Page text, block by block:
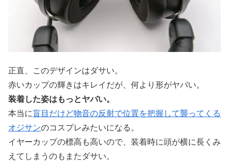
正直、このデザインはダサい。
赤いカップの輝きはキレイだが、何より形がヤバい。
装着した姿はもっとヤバい。
本当に盲目だけど物音の反射で位置を把握して襲ってくる
オジサンのコスプレみたいになる。
イヤーカップの標高も高いので、装着時に頭が横に長くみ
えてしまうのもまたダサい。